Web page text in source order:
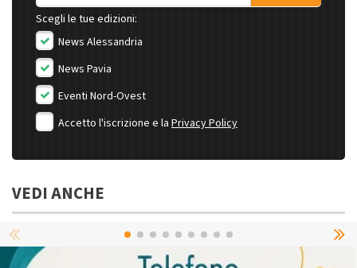
Scegli le tue edizioni:
News Alessandria
News Pavia
Eventi Nord-Ovest
Accetto l'iscrizione e la Privacy Policy
VEDI ANCHE